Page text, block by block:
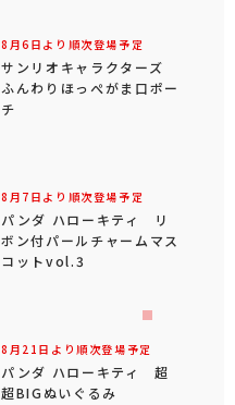
8月6日より順次登場予定
サンリオキャラクターズ
ふんわりほっぺがま口ポー
チ
8月7日より順次登場予定
パンダ ハローキティ リ
ボン付パールチャームマス
コットvol.3
8月21日より順次登場予定
パンダ ハローキティ 超
超BIGぬいぐるみ